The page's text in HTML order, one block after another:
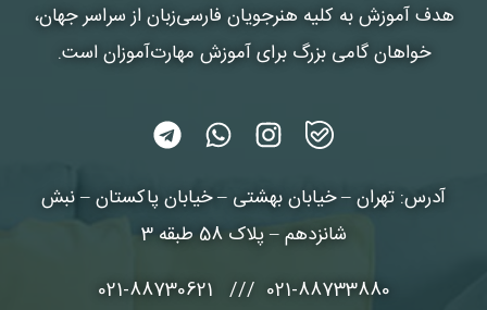
هدف آموزش به کلیه هنرجویان فارسی‌زبان از سراسر جهان،
خواهان گامی بزرگ برای آموزش مهارت‌آموزان است.
آدرس: تهران – خیابان بهشتی – خیابان پاکستان – نبش
شانزدهم – پلاک 58 طبقه 3
021-88733880 /// 021-88730621